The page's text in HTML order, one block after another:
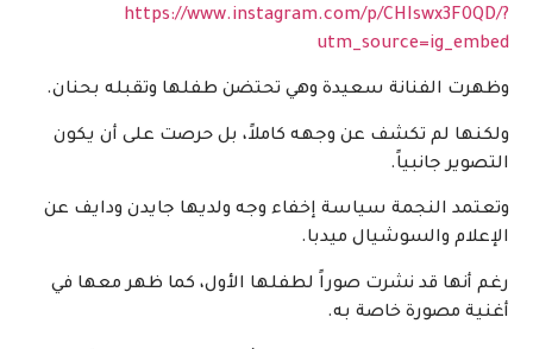
https://www.instagram.com/p/CHIswx3F0QD/?
utm_source=ig_embed
وظهرت الفنانة سعيدة وهي تحتضن طفلها وتقبله بحنان.
ولكنها لم تكشف عن وجهه كاملاً، بل حرصت على أن يكون
التصوير جانبياً.
وتعتمد النجمة سياسة إخفاء وجه ولديها جايدن ودايف عن
الإعلام والسوشيال ميدبا.
رغم أنها قد نشرت صوراً لطفلها الأول، كما ظهر معها في
أغنية مصورة خاصة به.